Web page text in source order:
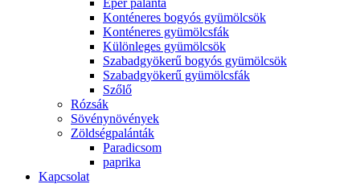
Konténeres bogyós gyümölcsök
Konténeres gyümölcsfák
Különleges gyümölcsök
Szabadgyökerű bogyós gyümölcsök
Szabadgyökerű gyümölcsfák
Szőlő
Rózsák
Sövénynövények
Zöldségpalánták
Paradicsom
paprika
Kapcsolat